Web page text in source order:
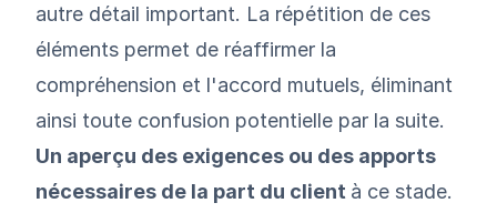
autre détail important. La répétition de ces
éléments permet de réaffirmer la
compréhension et l'accord mutuels, éliminant
ainsi toute confusion potentielle par la suite.
Un aperçu des exigences ou des apports
nécessaires de la part du client à ce stade.